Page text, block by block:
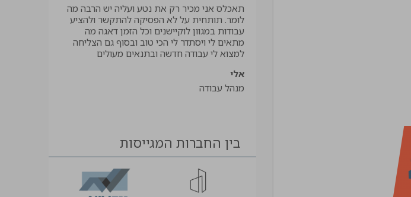
תאכלס אני מכיר רק את נטע ועליה יש הרבה מה
לומר. תותחית על לא הפסיקה להתקשר ולהציע
עבודות במגוון לוקיישנים וכל הזמן דאגה מה
מתאים לי ויסתדר לי הכי טוב ובסוף גם הצליחה
למצוא לי עבודה חדשה ובתנאים מעולים
אלי
מנהל עבודה
בין החברות המגייסות